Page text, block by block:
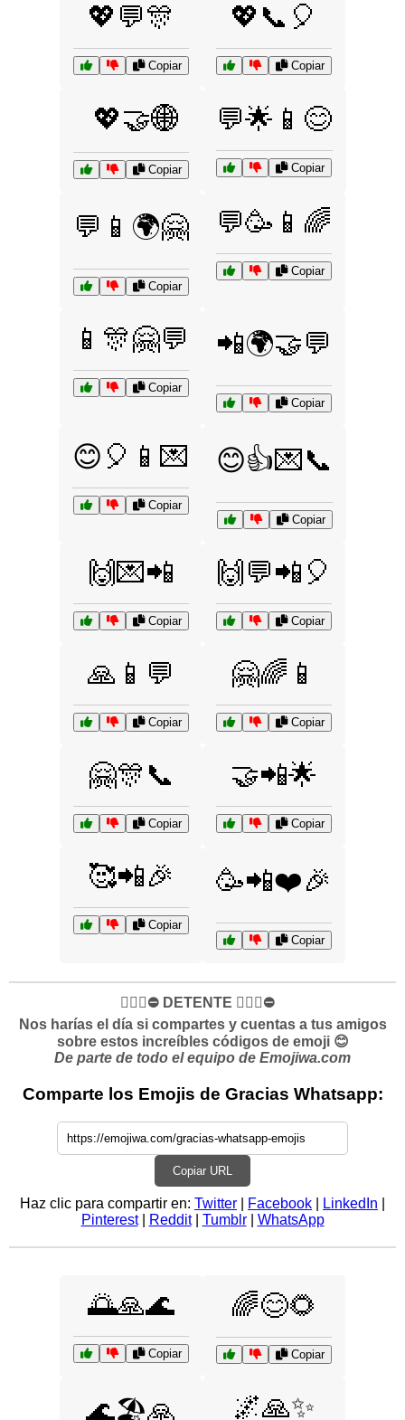
💖💬🎊
Copiar
💖📞🎈
Copiar
💖🤝🌐
Copiar
💬🌟📱😊
Copiar
💬📱🌍🤗
Copiar
💬🥳📱🌈
Copiar
📱🎊🤗💬
Copiar
📲🌍🤝💬
Copiar
😊🎈📱💌
Copiar
😊👍💌📞
Copiar
🙌💌📲
Copiar
🙌💬📲🎈
Copiar
🙏📱💬
Copiar
🤗🌈📱
Copiar
🤗🎊📞
Copiar
🤝📲🌟
Copiar
🥰📲🎉
Copiar
🥳📲❤️🎉
Copiar
✋🏻🛑⛔️ DETENTE ✋🏻🛑⛔️
Nos harías el día si compartes y cuentas a tus amigos
sobre estos increíbles códigos de emoji 😊
De parte de todo el equipo de Emojiwa.com
Comparte los Emojis de Gracias Whatsapp:
Copiar URL
Haz clic para compartir en: Twitter Facebook LinkedIn
Pinterest| Reddit| Tumblr| WhatsApp
🌅🙏🌊
Copiar
🌈😊🌻
Copiar
🌊🏖️🙏 🌌🙏✨